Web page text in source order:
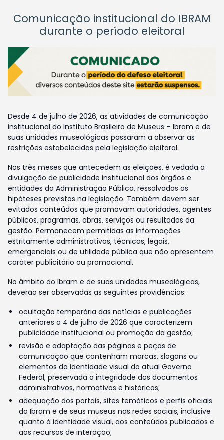
Comunicação institucional do IBRAM
durante o período eleitoral
Desde 4 de julho de 2026, as atividades de comunicação
institucional do Instituto Brasileiro de Museus – Ibram e de
suas unidades museológicas passaram a observar as
restrições estabelecidas pela legislação eleitoral.
Nos três meses que antecedem as eleições, é vedada a
divulgação de publicidade institucional dos órgãos e
entidades da Administração Pública, ressalvadas as
hipóteses previstas na legislação. Também devem ser
evitados conteúdos que promovam autoridades, agentes
públicos, programas, obras, serviços ou resultados da
gestão. Permanecem permitidas as informações
estritamente administrativas, técnicas, legais,
emergenciais ou de utilidade pública que não apresentem
caráter publicitário ou promocional.
No âmbito do Ibram e de suas unidades museológicas,
deverão ser observadas as seguintes providências:
ocultação temporária das notícias e publicações
anteriores a 4 de julho de 2026 que caracterizem
publicidade institucional ou promoção da gestão;
revisão e adaptação das páginas e peças de
comunicação que contenham marcas, slogans ou
elementos da identidade visual do atual Governo
Federal, preservada a integridade dos documentos
administrativos, normativos e históricos;
adequação dos portais, sites temáticos e perfis oficiais
do Ibram e de seus museus nas redes sociais, inclusive
quanto à identidade visual, aos conteúdos publicados e
aos recursos de interação;